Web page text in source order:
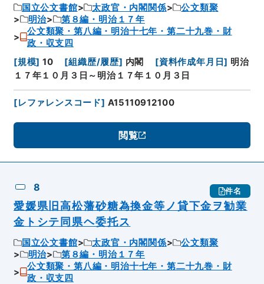
国立公文書館 太政官・内閣関係
公文類聚
明治
第８編・明治１７年
公文類聚・第八編・明治十七年・第二十九巻・財
政・収支四
[規模] 10 [組織歴/履歴] 内閣 [資料作成年月日] 明治
１７年１０月３日～明治１７年１０月３日
[レファレンスコード] A15110912100
閲覧
8 件名
愛媛県旧高松藩砂糖為換金等ノ貸下金ヲ勧業
金トシテ同県ヘ委托ス
国立公文書館 太政官・内閣関係
公文類聚
明治
第８編・明治１７年
公文類聚・第八編・明治十七年・第二十九巻・財
政・収支四